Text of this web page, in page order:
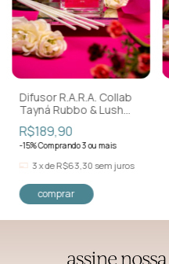
Difusor R.A.R.A. Collab
Tayná Rubbo & Lush
Maison 250ml
R$189,90
-15% Comprando 3 ou mais
3 xdeR$63,30 sem juros